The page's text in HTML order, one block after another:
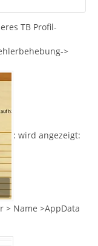
TB Profil-
>
: wird angezeigt:
> Name >AppData